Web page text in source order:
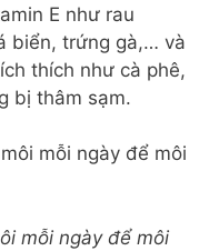
E như rau
biển, trứng gà,… và
thích như cà phê,
bị thâm sạm.
mỗi ngày để môi